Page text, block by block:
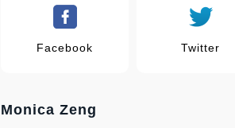
Facebook Twitter
Monica Zeng